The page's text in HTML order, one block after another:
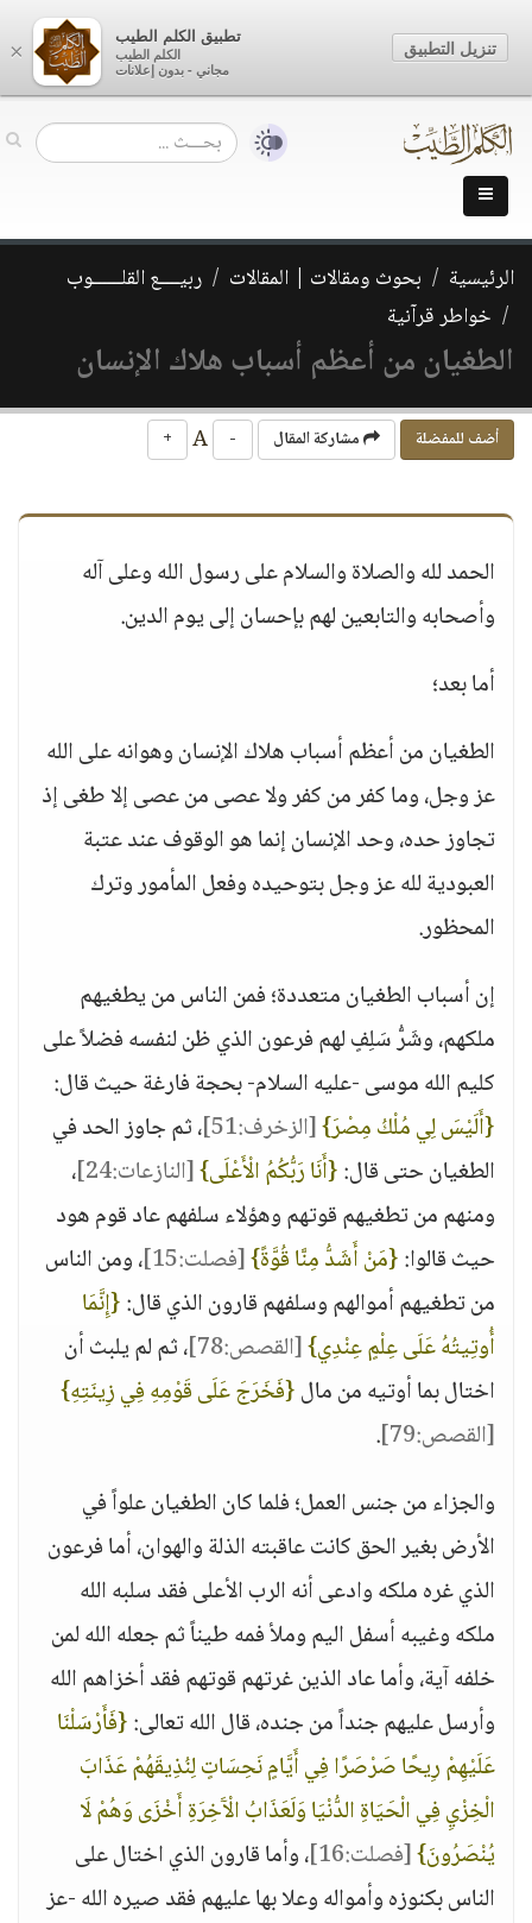
الرئيسية بحوث ومقالات | المقالات
ربيــــع القلــــــوب
خواطر قرآنية
الطغيان من أعظم أسباب هلاك الإنسان
أضف للمفضلة مشاركة المقال -
+
الحمد لله والصلاة والسلام على رسول الله وعلى آله
وأصحابه والتابعين لهم بإحسان إلى يوم الدين.
أما بعد؛
الطغيان من أعظم أسباب هلاك الإنسان وهوانه على الله
عز وجل، وما كفر من كفر ولا عصى من عصى إلا طغى إذ
تجاوز حده، وحد الإنسان إنما هو الوقوف عند عتبة
العبودية لله عز وجل بتوحيده وفعل المأمور وترك
المحظور.
إن أسباب الطغيان متعددة؛ فمن الناس من يطغيهم
ملكهم، وشَرُّ سَلِفٍ لهم فرعون الذي ظن لنفسه فضلاً على
كليم الله موسى -عليه السلام- بحجة فارغة حيث قال:
{أَلَيْسَ لِي مُلْكُ مِصْرَ}[الزخرف:51]
، ثم جاوز الحد في
الطغيان حتى قال:{أَنَا رَبُّكُمُ الْأَعْلَى}[النازعات:24]
،
ومنهم من تطغيهم قوتهم وهؤلاء سلفهم عاد قوم هود
حيث قالوا:{مَنْ أَشَدُّ مِنَّا قُوَّةً}[فصلت:15]
، ومن الناس
من تطغيهم أموالهم وسلفهم قارون الذي قال:{إِنَّمَا
أُوتِيتُهُ عَلَى عِلْمٍ عِنْدِي}[القصص:78]
، ثم لم يلبث أن
اختال بما أوتيه من مال{فَخَرَجَ عَلَى قَوْمِهِ فِي زِينَتِهِ}
[القصص:79]
.
والجزاء من جنس العمل؛ فلما كان الطغيان علواً في
الأرض بغير الحق كانت عاقبته الذلة والهوان، أما فرعون
الذي غره ملكه وادعى أنه الرب الأعلى فقد سلبه الله
ملكه وغيبه أسفل اليم وملأ فمه طيناً ثم جعله الله لمن
خلفه آية، وأما عاد الذين غرتهم قوتهم فقد أخزاهم الله
وأرسل عليهم جنداً من جنده، قال الله تعالى:{فَأَرْسَلْنَا
عَلَيْهِمْ رِيحًا صَرْصَرًا فِي أَيَّامٍ نَحِسَاتٍ لِنُذِيقَهُمْ عَذَابَ
الْخِزْيِ فِي الْحَيَاةِ الدُّنْيَا وَلَعَذَابُ الْآَخِرَةِ أَخْزَى وَهُمْ لَا
يُنْصَرُونَ}[فصلت:16]
، وأما قارون الذي اختال على
الناس بكنوزه وأمواله وعلا بها عليهم فقد صيره الله -عز
×
تطبيق الكلم الطيب
الكلم الطيب
مجاني - بدون إعلانات
تنزيل التطبيق